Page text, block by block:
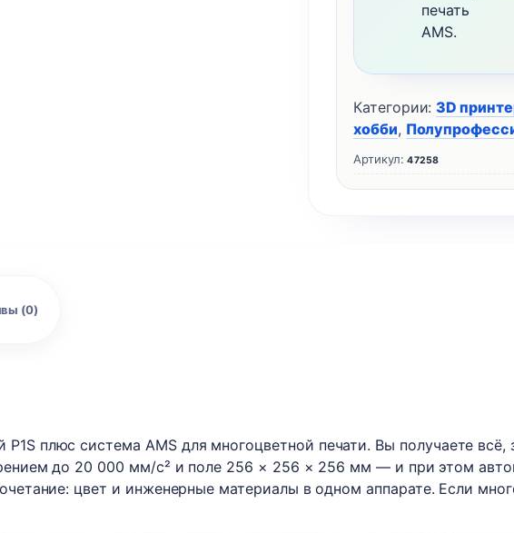
печать
AMS.
Артикул:47258
Категории: 3D
хобби,
(0)
плюс система AMS для многоцветной печати. Вы получаете
до 20 000 мм/с² и поле 256 × 256 × 256 мм — и при этом
цвет и инженерные материалы в одном аппарате. Если